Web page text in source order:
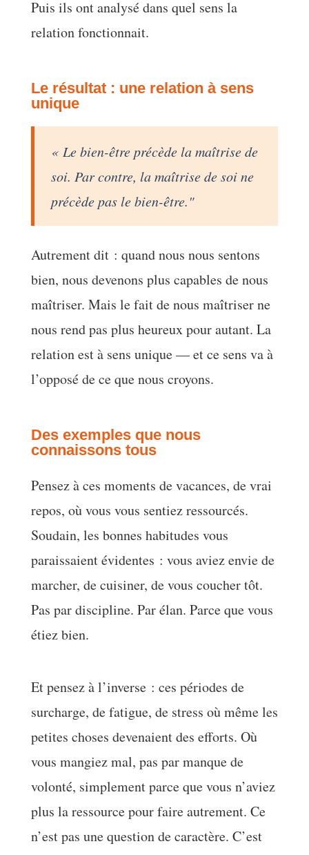
Puis ils ont analysé dans quel sens la
relation fonctionnait.
Le résultat : une relation à sens
unique
« Le bien-être précède la maîtrise de
soi. Par contre, la maîtrise de soi ne
précède pas le bien-être."
Autrement dit : quand nous nous sentons
bien, nous devenons plus capables de nous
maîtriser. Mais le fait de nous maîtriser ne
nous rend pas plus heureux pour autant. La
relation est à sens unique — et ce sens va à
l’opposé de ce que nous croyons.
Des exemples que nous
connaissons tous
Pensez à ces moments de vacances, de vrai
repos, où vous vous sentiez ressourcés.
Soudain, les bonnes habitudes vous
paraissaient évidentes : vous aviez envie de
marcher, de cuisiner, de vous coucher tôt.
Pas par discipline. Par élan. Parce que vous
étiez bien.
Et pensez à l’inverse : ces périodes de
surcharge, de fatigue, de stress où même les
petites choses devenaient des efforts. Où
vous mangiez mal, pas par manque de
volonté, simplement parce que vous n’aviez
plus la ressource pour faire autrement. Ce
n’est pas une question de caractère. C’est